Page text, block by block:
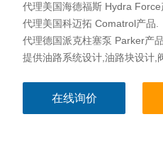
代理美国海德福斯 Hydra Force
代理美国科迈拓 Comatrol产品.
代理德国派克柱塞泵 Parker产品.
提供油路系统设计,油路块设计,
在线询价